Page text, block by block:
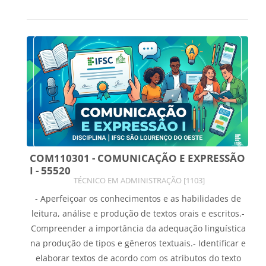
COM110301 - COMUNICAÇÃO E EXPRESSÃO
I - 55520
Categoria do curso
TÉCNICO EM ADMINISTRAÇÃO [1103]
- Aperfeiçoar os conhecimentos e as habilidades de
leitura, análise e produção de textos orais e escritos.-
Compreender a importância da adequação linguística
na produção de tipos e gêneros textuais.- Identificar e
elaborar textos de acordo com os atributos do texto